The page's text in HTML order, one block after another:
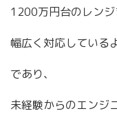
1200万円台のレンジ
幅広く対応している
であり、
未経験からのエンジ